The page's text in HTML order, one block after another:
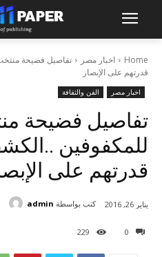
Home اخبار مصر
تفاصيل فضيحة
قدرتهم على الإبصار
اخبار مصر الفن والثقافة
تفاصيل فضيحة
للمكفوفين
قدرتهم على
0
229
يناير 26, 2016 كتب بواسطة admin